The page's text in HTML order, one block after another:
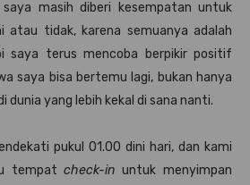
masih diberi kesempatan untuk
atau tidak, karena semuanya adalah
saya terus mencoba berpikir positif
saya bisa bertemu lagi, bukan hanya
dunia yang lebih kekal di sana nanti.
pukul 01.00 dini hari, dan kami
tempatcheck-in untuk menyimpan